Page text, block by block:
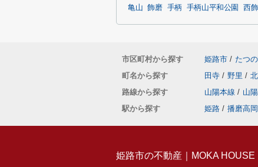
亀山 飾磨 手柄 手柄山平和公園 西
市区町村から探す 姫路市 / たつ
町名から探す
田寺 / 野里 /
路線から探す
山陽本線 / 山
駅から探す
姫路 / 播磨高岡
姫路市の不動産｜MOKA HOUSE